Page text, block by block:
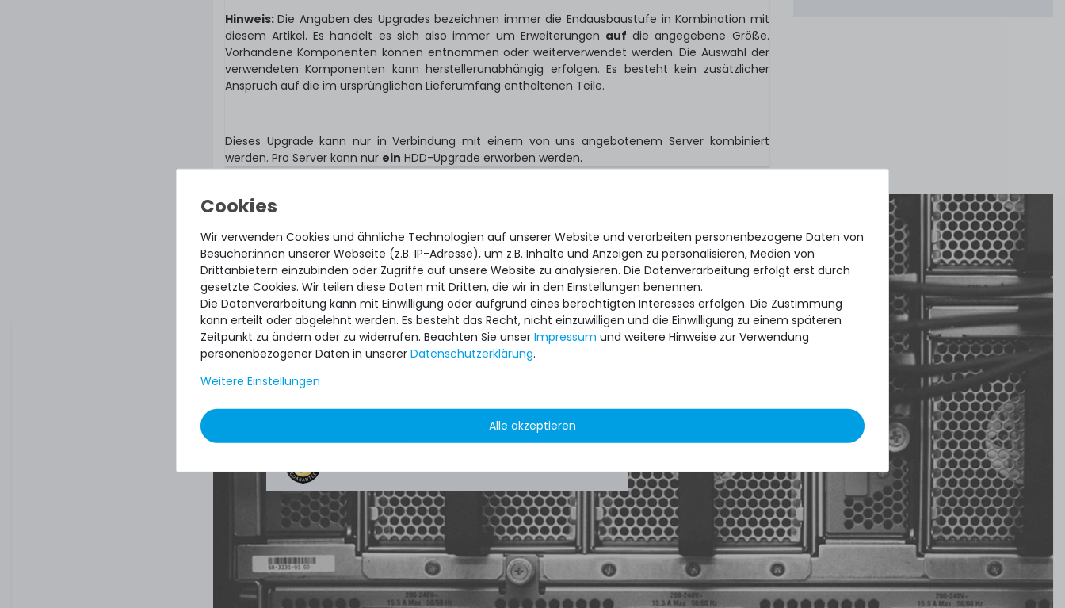
Hinweis:Die Angaben des Upgrades bezeichnen immer die Endausbaustufe in Kombination mit
diesem Artikel. Es handelt es sich also immer um Erweiterungen auf die angegebene Größe.
Vorhandene Komponenten können entnommen oder weiterverwendet werden. Die Auswahl der
verwendeten Komponenten kann herstellerunabhängig erfolgen. Es besteht kein zusätzlicher
Anspruch auf die im ursprünglichen Lieferumfang enthaltenen Teile.
Dieses Upgrade kann nur in Verbindung mit einem von uns angebotenem Server kombiniert
werden. Pro Server kann nur ein HDD-Upgrade erworben werden.
Quick shipment for heavy-weigth servers an
perfect state of the machines. Also great
paying options and Euro VAT managing.
Wir verwenden Cookies und ähnliche Technologien auf unserer Website und verarbeiten personenbezogene Daten von
Besucher:innen unserer Webseite (z.B. IP-Adresse), um z.B. Inhalte und Anzeigen zu personalisieren, Medien von
Drittanbietern einzubinden oder Zugriffe auf unsere Website zu analysieren. Die Datenverarbeitung erfolgt erst durch
gesetzte Cookies. Wir teilen diese Daten mit Dritten, die wir in den Einstellungen benennen.
Die Datenverarbeitung kann mit Einwilligung oder aufgrund eines berechtigten Interesses erfolgen. Die Zustimmung
kann erteilt oder abgelehnt werden. Es besteht das Recht, nicht einzuwilligen und die Einwilligung zu einem späteren
Zeitpunkt zu ändern oder zu widerrufen. Beachten Sie unser Impressum und weitere Hinweise zur Verwendung
personenbezogener Daten in unserer Daten­schutz­erklärung.
Weitere Einstellungen
Alle akzeptieren